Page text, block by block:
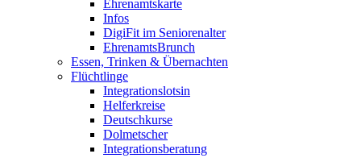
Ehrenamtskarte
Infos
DigiFit im Seniorenalter
EhrenamtsBrunch
Essen, Trinken & Übernachten
Flüchtlinge
Integrationslotsin
Helferkreise
Deutschkurse
Dolmetscher
Integrationsberatung